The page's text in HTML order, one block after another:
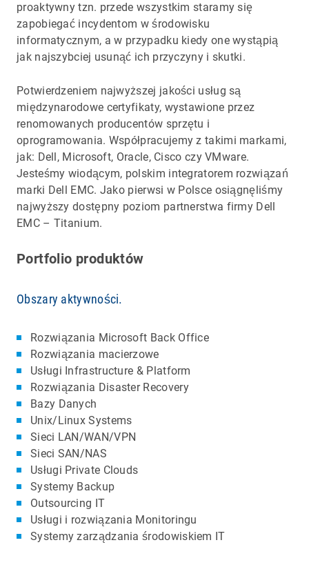
proaktywny tzn. przede wszystkim staramy się
zapobiegać incydentom w środowisku
informatycznym, a w przypadku kiedy one wystąpią
jak najszybciej usunąć ich przyczyny i skutki.
Potwierdzeniem najwyższej jakości usług są
międzynarodowe certyfikaty, wystawione przez
renomowanych producentów sprzętu i
oprogramowania. Współpracujemy z takimi markami,
jak: Dell, Microsoft, Oracle, Cisco czy VMware.
Jesteśmy wiodącym, polskim integratorem rozwiązań
marki Dell EMC. Jako pierwsi w Polsce osiągnęliśmy
najwyższy dostępny poziom partnerstwa firmy Dell
EMC – Titanium.
Portfolio produktów
Obszary aktywności.
Rozwiązania Microsoft Back Office
Rozwiązania macierzowe
Usługi Infrastructure & Platform
Rozwiązania Disaster Recovery
Bazy Danych
Unix/Linux Systems
Sieci LAN/WAN/VPN
Sieci SAN/NAS
Usługi Private Clouds
Systemy Backup
Outsourcing IT
Usługi i rozwiązania Monitoringu
Systemy zarządzania środowiskiem IT